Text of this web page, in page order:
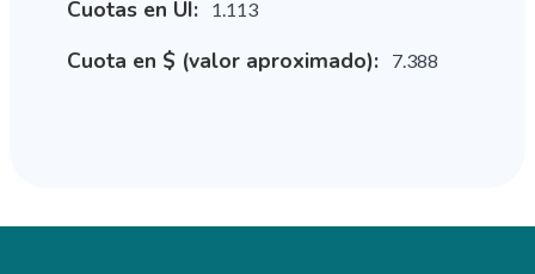
Cuotas en UI: 1.113
Cuota en $ (valor aproximado): 7.388